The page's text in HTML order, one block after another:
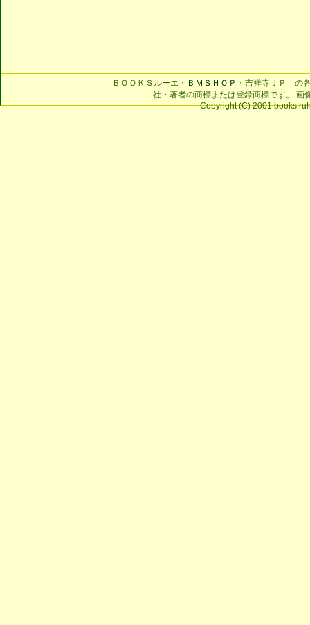
ＢＯＯＫＳルーエ・ ＢＭＳＨＯＰ ・吉祥寺ＪＰ の
社・著者の商標または登録商標です。 画
Copyright (C) 2001 books